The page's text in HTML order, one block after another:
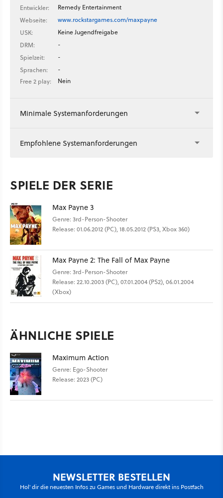
Entwickler:
Remedy Entertainment
Webseite:
www.rockstargames.com/maxpayne
USK:
Keine Jugendfreigabe
DRM:
-
Spielzeit:
-
Sprachen:
-
Free 2 play:
Nein
Minimale Systemanforderungen
Empfohlene Systemanforderungen
SPIELE DER SERIE
Max Payne 3
Genre: 3rd-Person-Shooter
Release: 01.06.2012 (PC), 18.05.2012 (PS3, Xbox 360)
Max Payne 2: The Fall of Max Payne
Genre: 3rd-Person-Shooter
Release: 22.10.2003 (PC), 07.01.2004 (PS2), 06.01.2004
(Xbox)
ÄHNLICHE SPIELE
Maximum Action
Genre: Ego-Shooter
Release: 2023 (PC)
NEWSLETTER BESTELLEN
Hol' dir die neuesten Infos zu Games und Hardware direkt ins Postfach